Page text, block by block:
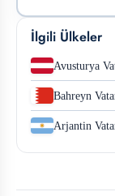
İlgili Ülkeler
Avusturya
Bahreyn
Arjantin